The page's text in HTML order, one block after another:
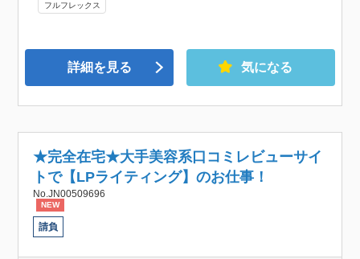
フルフレックス
詳細を見る 気になる
★完全在宅★大手美容系口コミレビューサイ
トで【LPライティング】のお仕事！
No.JN00509696
NEW
請負